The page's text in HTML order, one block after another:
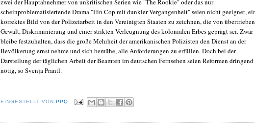
zwei der Hauptabnehmer von unkritischen Serien wie "The Rookie" oder das nur
scheinproblematisiertende Drama "Ein Cop mit dunkler Vergangenheit" seien nicht geeignet,
korrektes Bild von der Polizeiarbeit in den Vereinigten Staaten zu zeichnen, die von
Gewalt, Diskriminierung und einer strikten Verleugnung des kolonialen Erbes geprägt sei. Zwar
bleibe festzuhalten, dass die große Mehrheit der amerikanischen Polizisten den Dienst an der
Bevölkerung ernst nehme und sich bemühe, alle Anforderungen zu erfüllen. Doch bei der
Darstellung der täglichen Arbeit der Beamten im deutschen Fernsehen seien Reformen dringend
nötig, so Svenja Prantl.
EINGESTELLT VONPPQ